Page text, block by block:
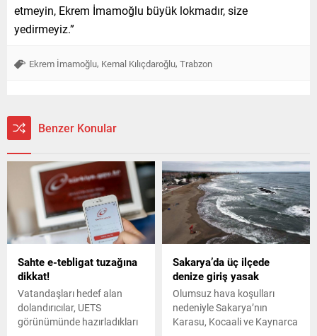
etmeyin, Ekrem İmamoğlu büyük lokmadır, size
yedirmeyiz.”
Ekrem İmamoğlu, Kemal Kılıçdaroğlu, Trabzon
Benzer Konular
Sahte e-tebligat tuzağına
dikkat!
Vatandaşları hedef alan
dolandırıcılar, UETS
görünümünde hazırladıkları
Sakarya’da üç ilçede
denize giriş yasak
Olumsuz hava koşulları
nedeniyle Sakarya’nın
Karasu, Kocaali ve Kaynarca